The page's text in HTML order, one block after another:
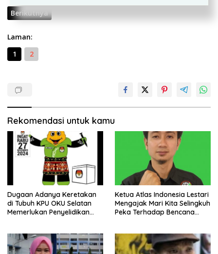
Berikutnya
Laman:
1
2
Rekomendasi untuk kamu
Dugaan Adanya Keretakan
di Tubuh KPU OKU Selatan
Memerlukan Penyelidikan
Ketua Atlas Indonesia Lestari
Mengajak Mari Kita Selingkuh
Peka Terhadap Bencana